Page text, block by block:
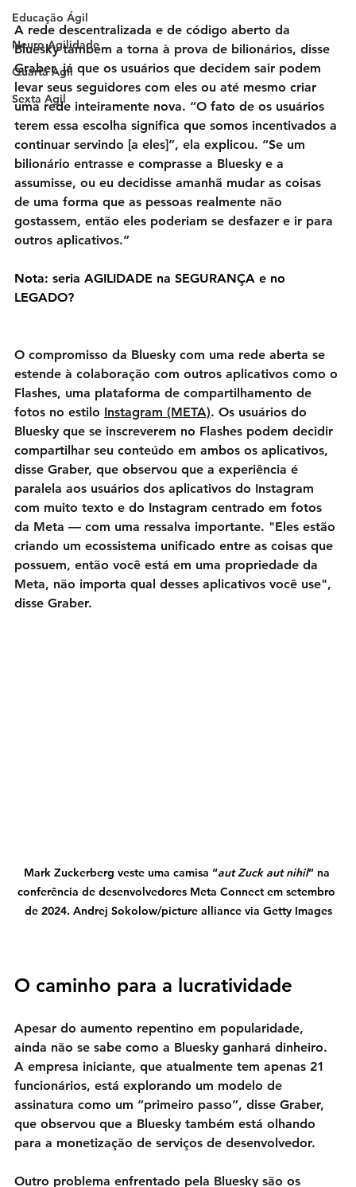
Educação Ágil
Neuro Agilidade
Quarta Agil
Sexta Agil
A rede descentralizada e de código aberto da
Bluesky também a torna à prova de bilionários, disse
Graber, já que os usuários que decidem sair podem
levar seus seguidores com eles ou até mesmo criar
uma rede inteiramente nova. “O fato de os usuários
terem essa escolha significa que somos incentivados a
continuar servindo [a eles]”, ela explicou. “Se um
bilionário entrasse e comprasse a Bluesky e a
assumisse, ou eu decidisse amanhã mudar as coisas
de uma forma que as pessoas realmente não
gostassem, então eles poderiam se desfazer e ir para
outros aplicativos.”
Nota: seria AGILIDADE na SEGURANÇA e no
LEGADO?
O compromisso da Bluesky com uma rede aberta se
estende à colaboração com outros aplicativos como o
Flashes, uma plataforma de compartilhamento de
fotos no estilo Instagram (META). Os usuários do
Bluesky que se inscreverem no Flashes podem decidir
compartilhar seu conteúdo em ambos os aplicativos,
disse Graber, que observou que a experiência é
paralela aos usuários dos aplicativos do Instagram
com muito texto e do Instagram centrado em fotos
da Meta — com uma ressalva importante. "Eles estão
criando um ecossistema unificado entre as coisas que
possuem, então você está em uma propriedade da
Meta, não importa qual desses aplicativos você use",
disse Graber.
Mark Zuckerberg veste uma camisa “aut Zuck aut nihil” na
conferência de desenvolvedores Meta Connect em setembro
de 2024. Andrej Sokolow/picture alliance via Getty Images
O caminho para a lucratividade
Apesar do aumento repentino em popularidade,
ainda não se sabe como a Bluesky ganhará dinheiro.
A empresa iniciante, que atualmente tem apenas 21
funcionários, está explorando um modelo de
assinatura como um “primeiro passo”, disse Graber,
que observou que a Bluesky também está olhando
para a monetização de serviços de desenvolvedor.
Outro problema enfrentado pela Bluesky são os